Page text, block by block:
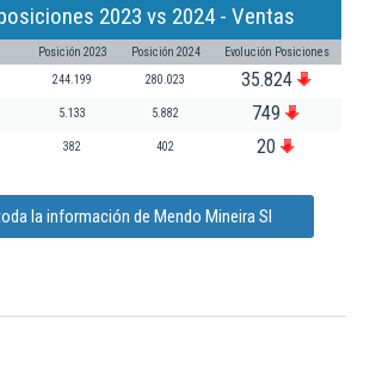
2023 vs 2024 - Ventas
Posición 2023 Posición 2024 Evolución Posiciones
244.199 280.023 35.824
5.133 5.882 749
382 402 20
la información de Mendo Mineira Sl